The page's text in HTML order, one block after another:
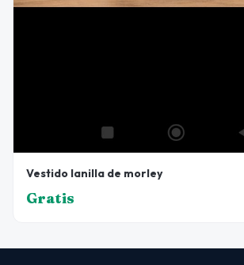
Vestido lanilla de morley
Gratis